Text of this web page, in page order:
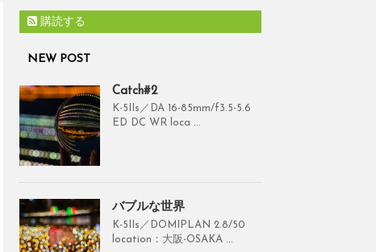
購読する
NEW POST
Catch#2
K-5IIs／DA 16-85mm/f3.5-5.6
ED DC WR loca ...
バブルな世界
K-5IIs／DOMIPLAN 2.8/50
location：大阪-OSAKA ...